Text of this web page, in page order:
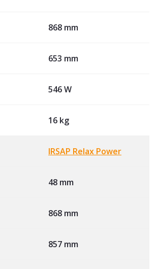
868 mm
653 mm
546 W
16 kg
IRSAP Relax Power
48 mm
868 mm
857 mm